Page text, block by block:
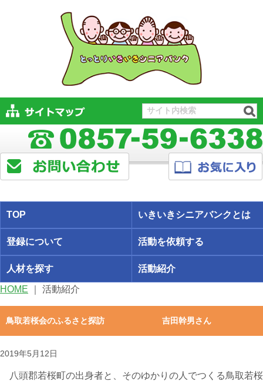
TOP いきいきシニアバンクとは
登録について 活動を依頼する
人材を探す 活動紹介
HOME 活動紹介
鳥取若桜会のふるさと探訪 吉田幹男さん
2019年5月12日
八頭郡若桜町の出身者と、そのゆかりの人でつくる鳥取若桜